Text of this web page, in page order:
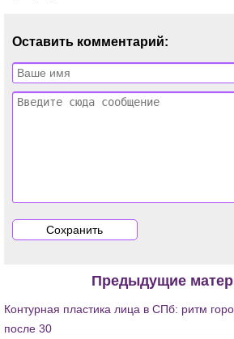
Оставить комментарий:
Предыдущие
Контурная пластика лица в СПб: ритм
после 30